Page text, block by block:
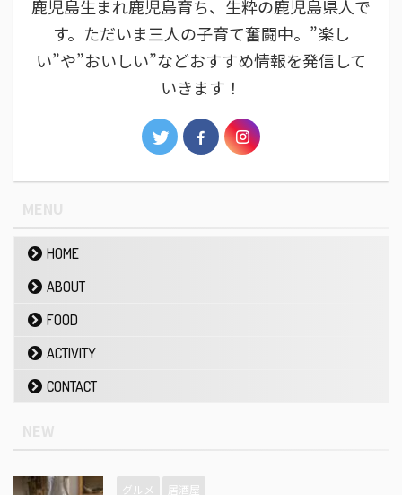
鹿児島生まれ鹿児島育ち、生粋の鹿児島県人で
す。ただいま三人の子育て奮闘中。”楽し
い”や”おいしい”などおすすめ情報を発信して
いきます！
HOME
ABOUT
FOOD
ACTIVITY
CONTACT
グルメ 居酒屋